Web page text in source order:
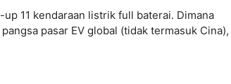
11 kendaraan listrik full baterai. Dimana
pasar EV global (tidak termasuk Cina),